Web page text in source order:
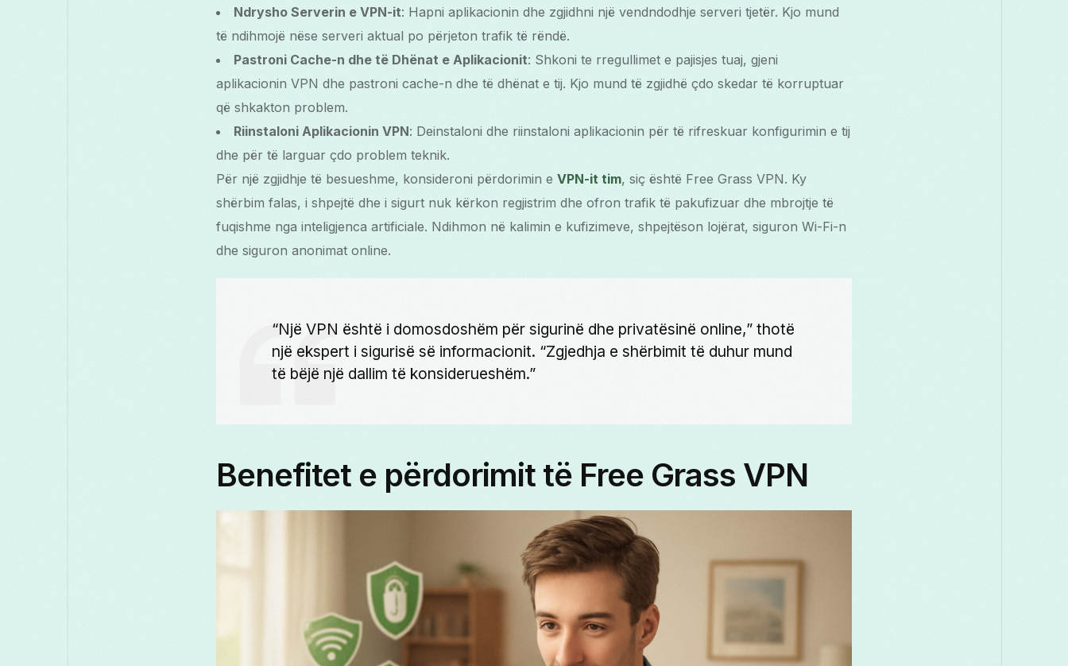
Ndrysho Serverin e VPN-it: Hapni aplikacionin dhe zgjidhni një vendndodhje serveri tjetër. Kjo mund
të ndihmojë nëse serveri aktual po përjeton trafik të rëndë.
Pastroni Cache-n dhe të Dhënat e Aplikacionit: Shkoni te rregullimet e pajisjes tuaj, gjeni
aplikacionin VPN dhe pastroni cache-n dhe të dhënat e tij. Kjo mund të zgjidhë çdo skedar të korruptuar
që shkakton problem.
Riinstaloni Aplikacionin VPN: Deinstaloni dhe riinstaloni aplikacionin për të rifreskuar konfigurimin e tij
dhe për të larguar çdo problem teknik.
Për një zgjidhje të besueshme, konsideroni përdorimin e VPN-it tim, siç është Free Grass VPN. Ky
shërbim falas, i shpejtë dhe i sigurt nuk kërkon regjistrim dhe ofron trafik të pakufizuar dhe mbrojtje të
fuqishme nga inteligjenca artificiale. Ndihmon në kalimin e kufizimeve, shpejtëson lojërat, siguron Wi-Fi-n
dhe siguron anonimat online.
“Një VPN është i domosdoshëm për sigurinë dhe privatësinë online,” thotë
një ekspert i sigurisë së informacionit. “Zgjedhja e shërbimit të duhur mund
të bëjë një dallim të konsiderueshëm.”
Benefitet e përdorimit të Free Grass VPN